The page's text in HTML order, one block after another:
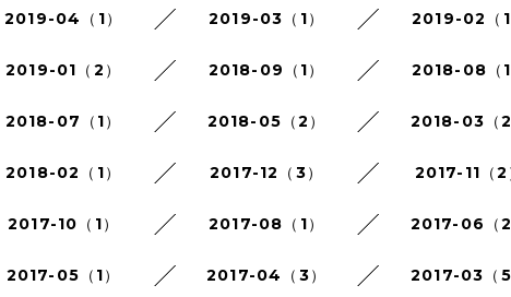
2019-04（1） 2019-03（1） 2019-02（
2019-01（2） 2018-09（1） 2018-08（
2018-07（1） 2018-05（2） 2018-03（
2018-02（1） 2017-12（3） 2017-11（2
2017-10（1） 2017-08（1） 2017-06（
2017-05（1） 2017-04（3） 2017-03（